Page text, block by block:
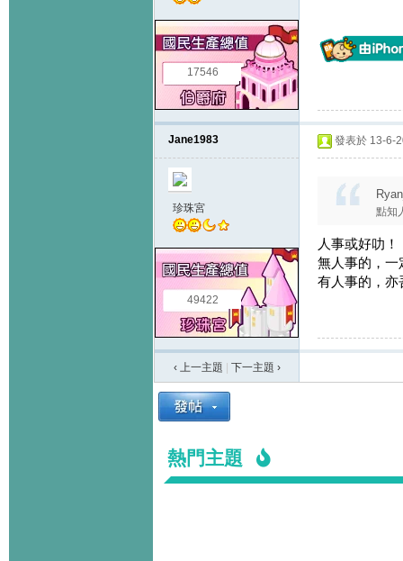
17546
Jane1983
珍珠宮
49422
發表於 13-6-
點知
人事或好叻！
無人事的，一
有人事的，亦
‹ 上一主題 下一主題 ›
熱門主題